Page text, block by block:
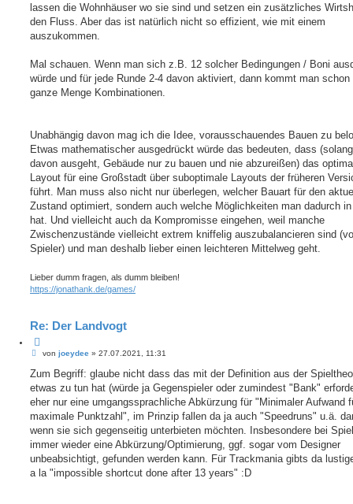
lassen die Wohnhäuser wo sie sind und setzen ein zusätzliches
den Fluss. Aber das ist natürlich nicht so effizient, wie mit einem
auszukommen.
Mal schauen. Wenn man sich z.B. 12 solcher Bedingungen / Boni
würde und für jede Runde 2-4 davon aktiviert, dann kommt man schon
ganze Menge Kombinationen.
Unabhängig davon mag ich die Idee, vorausschauendes Bauen zu
Etwas mathematischer ausgedrückt würde das bedeuten, dass
davon ausgeht, Gebäude nur zu bauen und nie abzureißen) das
Layout für eine Großstadt über suboptimale Layouts der früheren
führt. Man muss also nicht nur überlegen, welcher Bauart für den
Zustand optimiert, sondern auch welche Möglichkeiten man dadurch
hat. Und vielleicht auch da Kompromisse eingehen, weil manche
Zwischenzustände vielleicht extrem kniffelig auszubalancieren sind
Spieler) und man deshalb lieber einen leichteren Mittelweg geht.
Lieber dumm fragen, als dumm bleiben!
https://jonathank.de/games/
Re: Der Landvogt
i
i
e
e
n
B
i
r
a
von joeydee» 27.07.2021, 11:31
Zum Begriff: glaube nicht dass das mit der Definition aus der
etwas zu tun hat (würde ja Gegenspieler oder zumindest "Bank"
eher nur eine umgangssprachliche Abkürzung für "Minimaler Aufwand
maximale Punktzahl", im Prinzip fallen da ja auch "Speedruns" u.ä.
wenn sie sich gegenseitig unterbieten möchten. Insbesondere bei
immer wieder eine Abkürzung/Optimierung, ggf. sogar vom Designer
unbeabsichtigt, gefunden werden kann. Für Trackmania gibts da
a la "impossible shortcut done after 13 years" :D